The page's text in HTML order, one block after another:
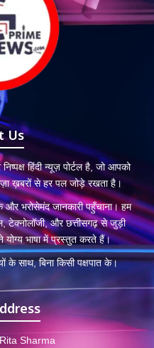
Us
हिंदी न्यूज़ पोर्टल है, जो आपको
ख़बरों से हर पल जोड़े रखता है।
भरोसेमंद जानकारी पहुँचाना। हम
टेक्नोलॉजी, और छत्तीसगढ़ से जुड़ी
भाषा में प्रस्तुत करते हैं।
के साथ, बिना किसी पक्षपात के।
Rita Sharma